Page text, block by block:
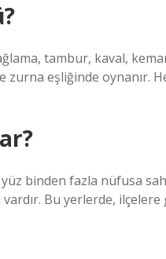
tambur, kaval,
zurna eşliğinde oynanır.
binden fazla nüfusa
Bu yerlerde, ilçelere